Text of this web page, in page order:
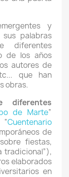
y
palabras
diferentes
de los años
autores de
que han
obras.
diferentes
de Marte”
Cuentenario
de
fiestas,
tradicional”),
elaborados
en